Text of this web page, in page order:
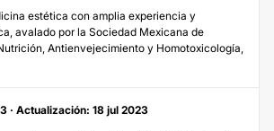
estética con amplia experiencia y
avalado por la Sociedad Mexicana de
Antienvejecimiento y Homotoxicología,
· Actualización: 18 jul 2023